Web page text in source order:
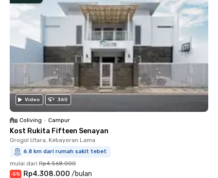
Video 360
Coliving • Campur
Kost Rukita Fifteen Senayan
Grogol Utara, Kebayoran Lama
6.8 km dari rumah sakit tebet
mulai dari Rp4.568.000
-5% Rp4.308.000 /bulan